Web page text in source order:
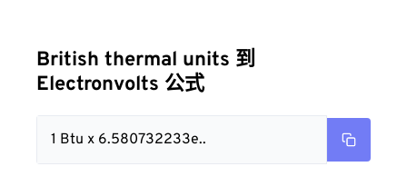
British thermal units 到
Electronvolts 公式
1 Btu x 6.580732233e..